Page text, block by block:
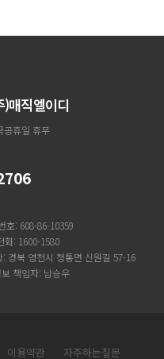
매직엘이디
공휴일 휴무
호: 608-86-10359
화: 1600-1580
: 경북 영천시 청통면 신원길 57-16
책임자: 남승우
이용약관 자주하는질문